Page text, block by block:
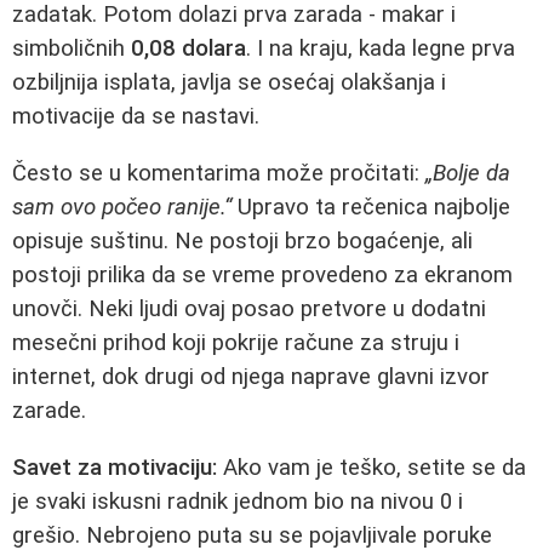
zadatak. Potom dolazi prva zarada - makar i
simboličnih 0,08 dolara. I na kraju, kada legne prva
ozbiljnija isplata, javlja se osećaj olakšanja i
motivacije da se nastavi.
Često se u komentarima može pročitati: „Bolje da
sam ovo počeo ranije.“Upravo ta rečenica najbolje
opisuje suštinu. Ne postoji brzo bogaćenje, ali
postoji prilika da se vreme provedeno za ekranom
unovči. Neki ljudi ovaj posao pretvore u dodatni
mesečni prihod koji pokrije račune za struju i
internet, dok drugi od njega naprave glavni izvor
zarade.
Savet za motivaciju: Ako vam je teško, setite se da
je svaki iskusni radnik jednom bio na nivou 0 i
grešio. Nebrojeno puta su se pojavljivale poruke